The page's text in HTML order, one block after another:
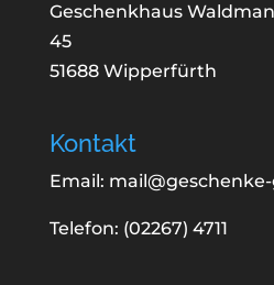
Geschenkhaus
45
51688 Wipperfürth
Kontakt
Email:
Telefon: (02267) 4711